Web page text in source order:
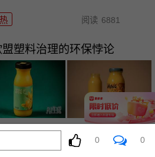
阅读 6881
塑料治理的环保悖论
阅读 5919
0 0